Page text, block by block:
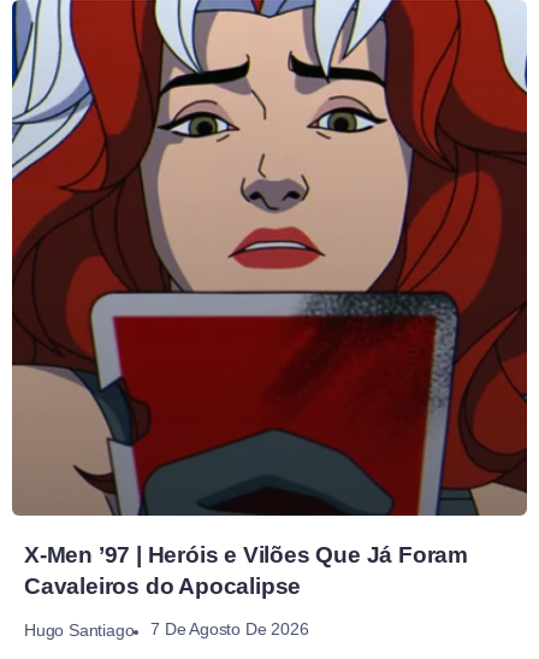
X-Men ’97 | Heróis e Vilões Que Já Foram
Cavaleiros do Apocalipse
Hugo Santiago 7 De Agosto De 2026